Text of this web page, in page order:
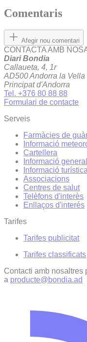
Comentaris
Afegir nou comentari
CONTACTA AMB
Diari Bondia
Callaueta, 4, 1r
AD500 Andorra la Vella
Principat d'Andorra
Tel. +376 80 88 88
Formulari de contacte
Serveis
Farmàcies de
Informació
Cartellera
Informació general
Informació turística
Associacions
Centres de salut
Telèfons d'interès
Enllaços d'interés
Tarifes
Tarifes publicitat
Tarifes classificats
Contacti amb nosaltres
a producte@bondia.ad